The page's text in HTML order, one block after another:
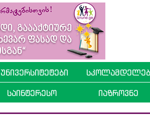
უნივერსიტეტები
საინტერესო იაზროვნე